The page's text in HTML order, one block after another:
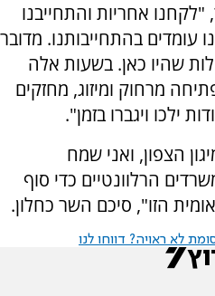
אחריות והתחייבנו
עומדים בהתחייבותנו. מדובר
שהיו כאן. בשעות אלה
מרחוק ומיזוג, מחזקים
ילכו ויגברו בזמן".
הצפון, ואני שמח
הרלוונטיים כדי סוף
הזו", סיכם השר כחלון.
לא ראויה? דווחו לנו